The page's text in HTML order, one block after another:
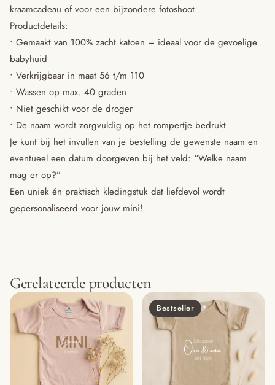
kraamcadeau of voor een bijzondere fotoshoot.
Productdetails:
• Gemaakt van 100% zacht katoen – ideaal voor de gevoelige
babyhuid
• Verkrijgbaar in maat 56 t/m 110
• Wassen op max. 40 graden
• Niet geschikt voor de droger
• De naam wordt zorgvuldig op het rompertje bedrukt
Je kunt bij het invullen van je bestelling de gewenste naam en
eventueel een datum doorgeven bij het veld: “Welke naam
mag er op?”
Een uniek én praktisch kledingstuk dat liefdevol wordt
gepersonaliseerd voor jouw mini!
Gerelateerde producten
Bestseller